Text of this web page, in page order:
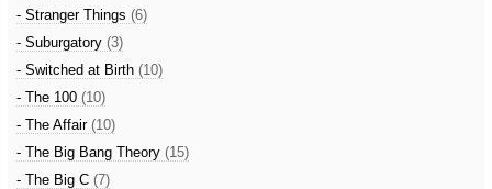
- Stranger Things (6)
- Suburgatory (3)
- Switched at Birth (10)
- The 100 (10)
- The Affair (10)
- The Big Bang Theory (15)
- The Big C (7)